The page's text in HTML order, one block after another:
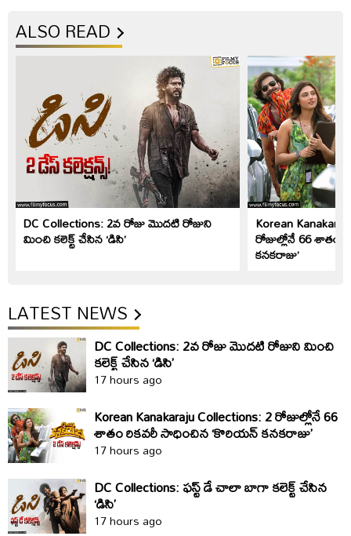
ALSO READ
DC Collections: 2వ రోజు మొదటి రోజుని
మించి కలెక్ట్ చేసిన ‘డి‌సి’
Korean
రోజుల్లోనే 66 శాతం
కనకరాజు’
LATEST NEWS
DC Collections: 2వ రోజు మొదటి రోజుని మించి
కలెక్ట్ చేసిన ‘డి‌సి’
17 hours ago
Korean Kanakaraju Collections: 2 రోజుల్లోనే 66
శాతం రికవరీ సాధించిన ‘కొరియన్ కనకరాజు’
17 hours ago
DC Collections: ఫస్ట్ డే చాలా బాగా కలెక్ట్ చేసిన
‘డిసి’
17 hours ago